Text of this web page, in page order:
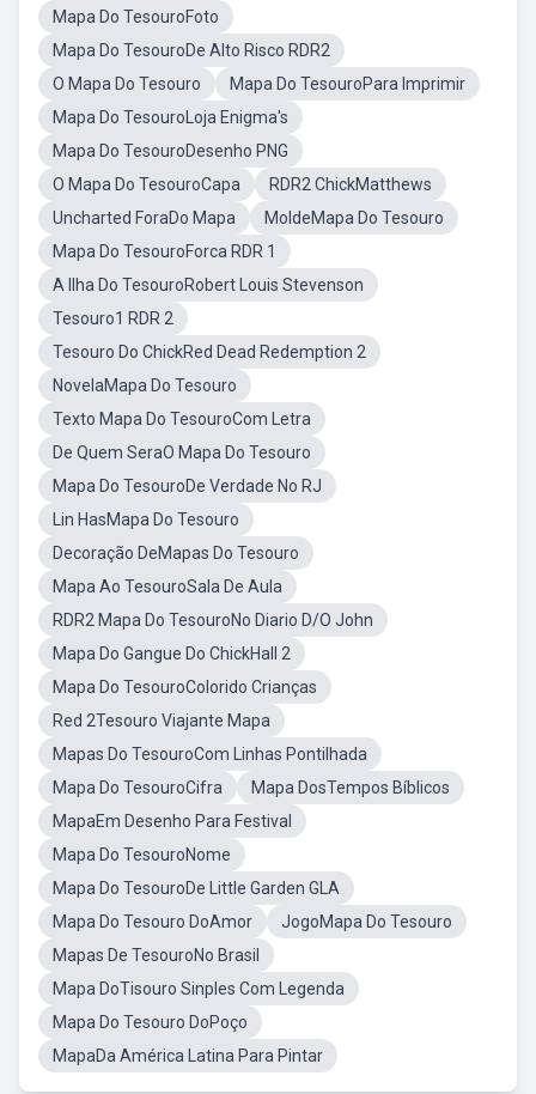
Mapa Do TesouroFoto
Mapa Do TesouroDe Alto Risco RDR2
O Mapa Do Tesouro
Mapa Do TesouroPara Imprimir
Mapa Do TesouroLoja Enigma's
Mapa Do TesouroDesenho PNG
O Mapa Do TesouroCapa
RDR2 ChickMatthews
Uncharted ForaDo Mapa
MoldeMapa Do Tesouro
Mapa Do TesouroForca RDR 1
A Ilha Do TesouroRobert Louis Stevenson
Tesouro1 RDR 2
Tesouro Do ChickRed Dead Redemption 2
NovelaMapa Do Tesouro
Texto Mapa Do TesouroCom Letra
De Quem SeraO Mapa Do Tesouro
Mapa Do TesouroDe Verdade No RJ
Lin HasMapa Do Tesouro
Decoração DeMapas Do Tesouro
Mapa Ao TesouroSala De Aula
RDR2 Mapa Do TesouroNo Diario D/O John
Mapa Do Gangue Do ChickHall 2
Mapa Do TesouroColorido Crianças
Red 2Tesouro Viajante Mapa
Mapas Do TesouroCom Linhas Pontilhada
Mapa Do TesouroCifra
Mapa DosTempos Bíblicos
MapaEm Desenho Para Festival
Mapa Do TesouroNome
Mapa Do TesouroDe Little Garden GLA
Mapa Do Tesouro DoAmor
JogoMapa Do Tesouro
Mapas De TesouroNo Brasil
Mapa DoTisouro Sinples Com Legenda
Mapa Do Tesouro DoPoço
MapaDa América Latina Para Pintar